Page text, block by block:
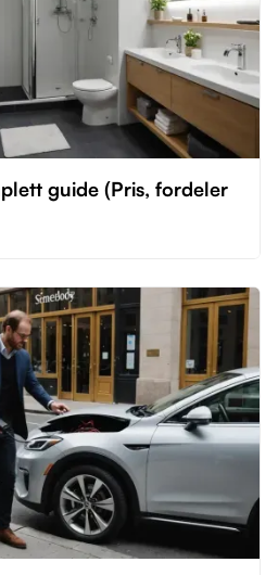
guide (Pris, fordeler